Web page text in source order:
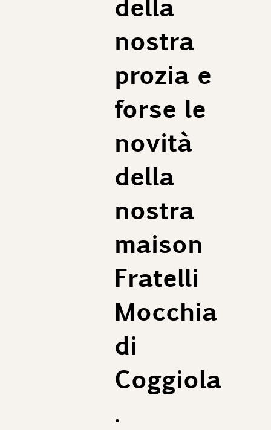
nostra
prozia e
forse le
novità
della
nostra
maison
Fratelli
Mocchia
di
Coggiola
.